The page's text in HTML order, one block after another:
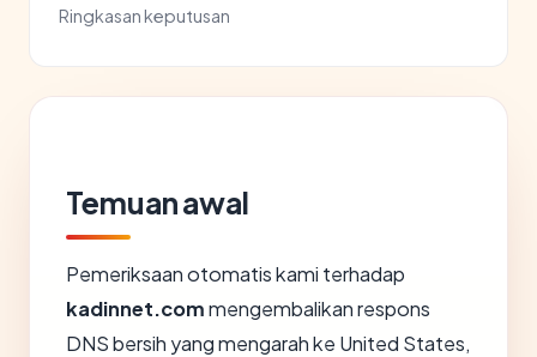
Ringkasan keputusan
Temuan awal
Pemeriksaan otomatis kami terhadap
kadinnet.commengembalikan respons
DNS bersih yang mengarah ke United States,